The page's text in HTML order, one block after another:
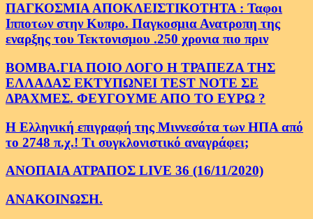
ΠΑΓΚΟΣΜΙΑ ΑΠΟΚΛΕΙΣΤΙΚΟΤΗΤΑ : Ταφοι
Ιπποτων στην Κυπρο. Παγκοσμια Ανατροπη της
εναρξης του Τεκτονισμου .250 χρονια πιο πριν
ΒΟΜΒΑ.ΓΙΑ ΠΟΙΟ ΛΟΓΟ Η ΤΡΑΠΕΖΑ ΤΗΣ
ΕΛΛΑΔΑΣ ΕΚΤΥΠΩΝΕΙ TEST NOTE ΣΕ
ΔΡΑΧΜΕΣ. ΦΕΥΓΟΥΜΕ ΑΠΟ ΤΟ ΕΥΡΩ ?
Η Ελληνική επιγραφή της Μιννεσότα των ΗΠΑ από
το 2748 π.χ.! Τι συγκλονιστικό αναγράφει;
ΑΝΟΠΑΙΑ ΑΤΡΑΠΟΣ LIVE 36 (16/11/2020)
ΑΝΑΚΟΙΝΩΣΗ.